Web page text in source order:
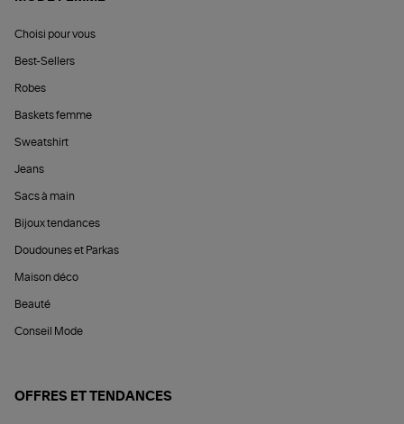
Choisi pour vous
Best-Sellers
Robes
Baskets femme
Sweatshirt
Jeans
Sacs à main
Bijoux tendances
Doudounes et Parkas
Maison déco
Beauté
Conseil Mode
OFFRES ET TENDANCES